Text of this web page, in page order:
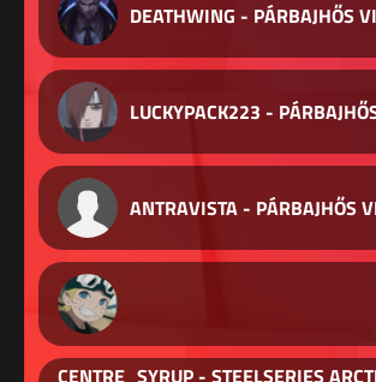
DEATHWING - PÁRBAJHŐS
LUCKYPACK223 -
ANTRAVISTA - PÁRBAJHŐS